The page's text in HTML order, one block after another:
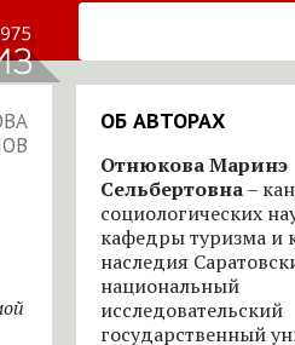
ОБ АВТОРАХ
Отнюкова Маринэ
Сельбертовна–
социологических
кафедры туризма и
наследия
национальный
исследовательский
государственный